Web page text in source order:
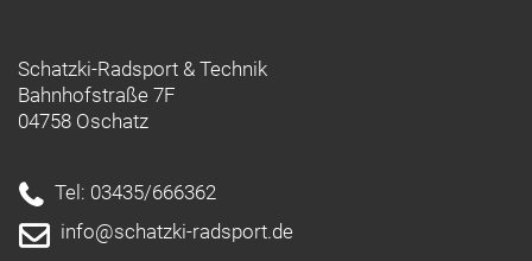
Schatzki-Radsport & Technik
Bahnhofstraße 7F
04758 Oschatz
Tel: 03435/666362
info@schatzki-radsport.de